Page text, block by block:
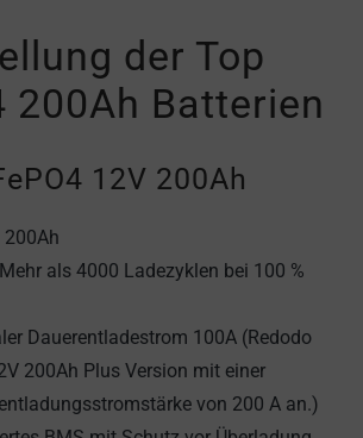
der Top
200Ah Batterien
12V 200Ah
200Ah
Mehr als 4000 Ladezyklen bei 100 %
Dauerentladestrom 100A (Redodo
200Ah Plus Version mit einer
von 200 A an.)